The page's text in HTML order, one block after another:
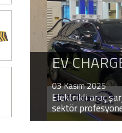
EV
03 Kasım 2025
Elektrikli araç şarj
sektör
bekliyoruz.